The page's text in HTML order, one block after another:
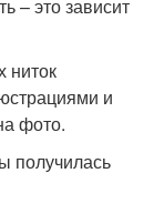
– это зависит
ниток
и
фото.
получилась